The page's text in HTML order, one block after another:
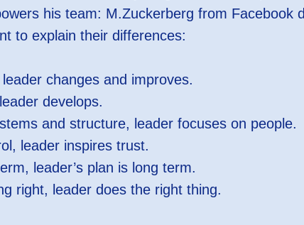
his team: M.Zuckerberg from Facebook
to explain their differences:
changes and improves.
develops.
and structure, leader focuses on people.
leader inspires trust.
leader’s plan is long term.
right, leader does the right thing.